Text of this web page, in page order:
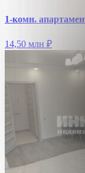
1-комн.
14,50 млн ₽